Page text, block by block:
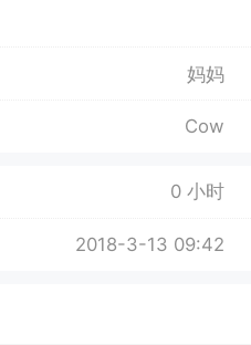
妈妈
Cow
0 小时
2018-3-13 09:42